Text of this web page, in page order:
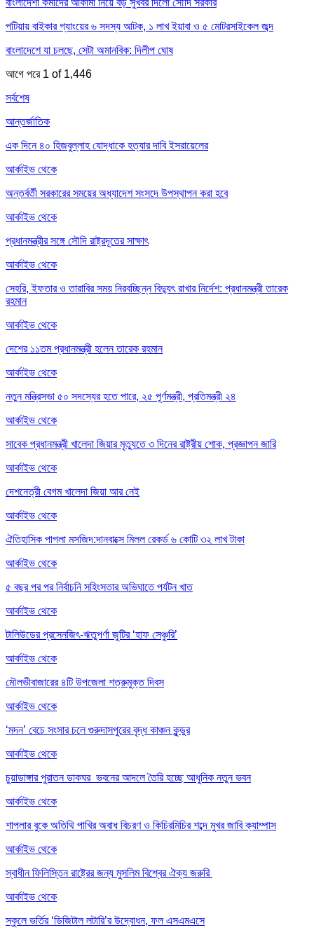
পটিয়ায় বাইকার গ্যাংয়ের ৬ সদস্য আটক, ১ লাখ ইয়াবা ও ৫ মোটরসাইকেল জব্দ
বাংলাদেশে যা চলছে, সেটা অমানবিক: দিলীপ ঘোষ
আগে পরে 1 of 1,446
সর্বশেষ
আন্তর্জাতিক
এক দিনে ৪০ হিজবুল্লাহ যোদ্ধাকে হত্যার দাবি ইসরায়েলের
আর্কাইভ থেকে
অন্তর্বর্তী সরকারের সময়ের অধ্যাদেশ সংসদে উপস্থাপন করা হবে
আর্কাইভ থেকে
প্রধানমন্ত্রীর সঙ্গে সৌদি রাষ্ট্রদূতের সাক্ষাৎ
আর্কাইভ থেকে
সেহরি, ইফতার ও তারাবির সময় নিরবচ্ছিন্ন বিদ্যুৎ রাখার নির্দেশ: প্রধানমন্ত্রী তারেক
রহমান
আর্কাইভ থেকে
দেশের ১১তম প্রধানমন্ত্রী হলেন তারেক রহমান
আর্কাইভ থেকে
নতুন মন্ত্রিসভা ৫০ সদস্যের হতে পারে, ২৫ পূর্ণমন্ত্রী, প্রতিমন্ত্রী ২৪
আর্কাইভ থেকে
সাবেক প্রধানমন্ত্রী খালেদা জিয়ার মৃত্যুতে ৩ দিনের রাষ্ট্রীয় শোক, প্রজ্ঞাপন জারি
আর্কাইভ থেকে
দেশনেত্রী বেগম খালেদা জিয়া আর নেই
আর্কাইভ থেকে
ঐতিহাসিক পাগলা মসজিদ:দানবাক্সে মিলল রেকর্ড ৬ কোটি ৩২ লাখ টাকা
আর্কাইভ থেকে
৫ বছর পর পর নির্বাচনি সহিংসতার অভিঘাতে পর্যটন খাত
আর্কাইভ থেকে
টালিউডের প্রসেনজিৎ-ঋতুপর্ণা জুটির ‘হাফ সেঞ্চুরি’
আর্কাইভ থেকে
মৌলভীবাজারের ৪টি উপজেলা শত্রুমুক্ত দিবস
আর্কাইভ থেকে
‘মদন’ বেচে সংসার চলে গুরুদাসপুরের বৃদ্ধ কাঞ্চন কুন্ডুর
আর্কাইভ থেকে
চুয়াডাঙ্গার পুরাতন ডাকঘর ভবনের আদলে তৈরি হচ্ছে আধুনিক নতুন ভবন
আর্কাইভ থেকে
শাপলার বুকে অতিথি পাখির অবাধ বিচরণ ও কিচিরমিচির শব্দে মুখর জাবি ক্যাম্পাস
আর্কাইভ থেকে
স্বাধীন ফিলিস্তিন রাষ্ট্রের জন্য মুসলিম বিশ্বের ঐক্য জরুরি
আর্কাইভ থেকে
স্কুলে ভর্তির ‘ডিজিটাল লটারি’র উদ্বোধন, ফল এসএমএসে